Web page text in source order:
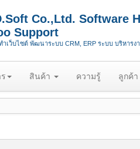
Co.,Ltd. Software
Support
ำเว็บไซต์ พัฒนาระบบ CRM, ERP ระบบ บริหารง
สินค้า ความรู้ ลูกค้า